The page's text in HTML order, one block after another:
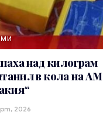
над килограм
в кола на АМ
2026